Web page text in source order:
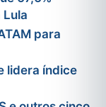
Lula
para
lidera índice